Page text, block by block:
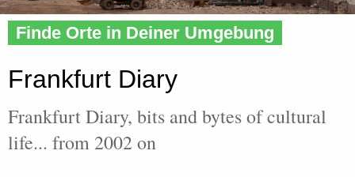
Finde Orte in Deiner Umgebung
Frankfurt Diary
Frankfurt Diary, bits and bytes of cultural
life... from 2002 on
Recent Posts